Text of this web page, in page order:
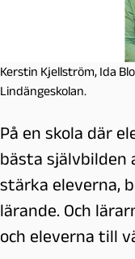
Kerstin Kjellström, Ida
Lindängeskolan.
På en skola där
bästa
stärka eleverna,
lärande. Och
och eleverna till